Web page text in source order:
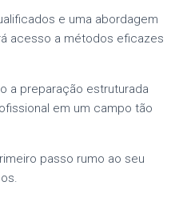
e uma abordagem
acesso a métodos eficazes
a preparação estruturada
em um campo tão
passo rumo ao seu